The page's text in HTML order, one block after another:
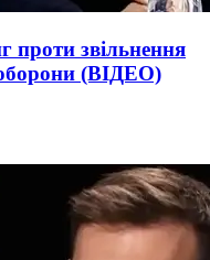
проти звільнення
(ВІДЕО)